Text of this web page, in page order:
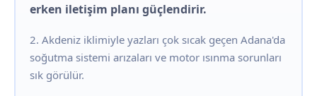
erken iletişim planı güçlendirir.
2. Akdeniz iklimiyle yazları çok sıcak geçen Adana'da
soğutma sistemi arızaları ve motor ısınma sorunları
sık görülür.